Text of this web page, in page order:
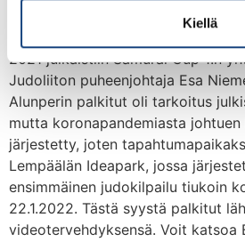
Kiellä
2021 julkaistiin Samurai Cup 1:n
Judoliiton puheenjohtaja Esa
Alunperin palkitut oli tarkoitus
mutta koronapandemiasta
järjestetty, joten
Lempäälän Ideapark, jossa
ensimmäinen judokilpailu tiukoin
22.1.2022. Tästä syystä palkitut
videotervehdyksensä. Voit katsoa